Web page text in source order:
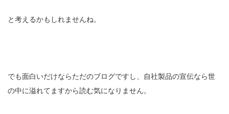
と考えるかもしれませんね。
でも面白いだけならただのブログですし、自社製品の宣伝なら世
の中に溢れてますから読む気になりません。